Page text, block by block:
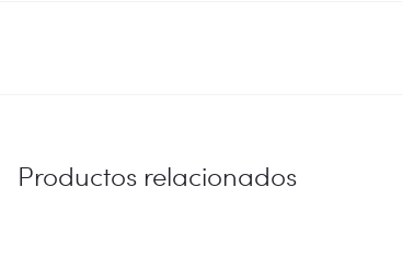
Productos relacionados